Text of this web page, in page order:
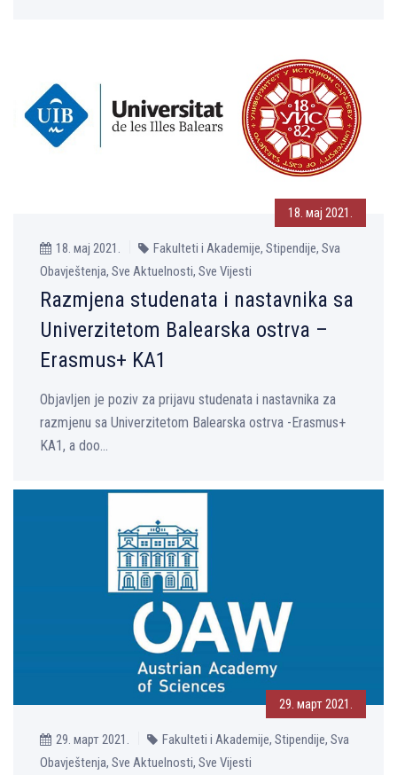
18. мај 2021.
18. мај 2021.
Fakulteti i Akademije, Stipendije, Sva
Obavještenja, Sve Aktuelnosti, Sve Vijesti
Razmjena studenata i nastavnika sa
Univerzitetom Balearska ostrva –
Erasmus+ KA1
Objavljen je poziv za prijavu studenata i nastavnika za
razmjenu sa Univerzitetom Balearska ostrva -Erasmus+
KA1, а doo...
29. март 2021.
29. март 2021.
Fakulteti i Akademije, Stipendije, Sva
Obavještenja, Sve Aktuelnosti, Sve Vijesti